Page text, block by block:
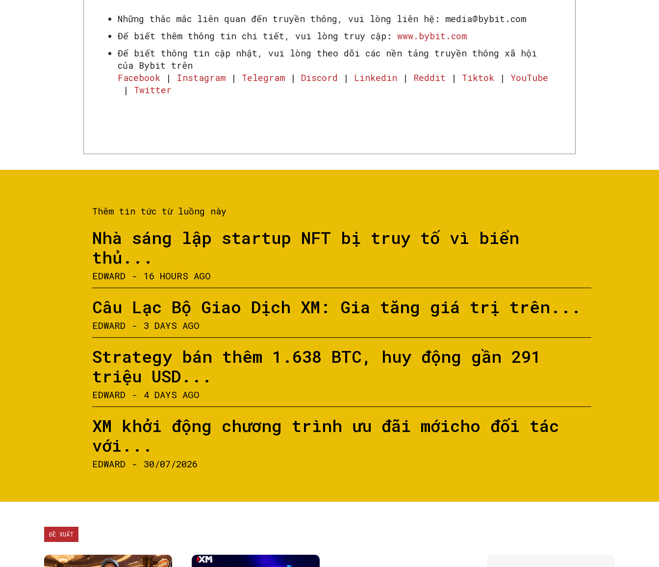
Những thắc mắc liên quan đến truyền thông, vui lòng liên hệ: media@bybit.com
Để biết thêm thông tin chi tiết, vui lòng truy cập: www.bybit.com
Để biết thông tin cập nhật, vui lòng theo dõi các nền tảng truyền thông xã hội
của Bybit trên
Facebook | Instagram | Telegram | Discord | Linkedin | Reddit | Tiktok | YouTube
| Twitter
Thêm tin tức từ luồng này
Nhà sáng lập startup NFT bị truy tố vì biển
thủ...
EDWARD - 16 HOURS AGO
Câu Lạc Bộ Giao Dịch XM: Gia tăng giá trị trên...
EDWARD - 3 DAYS AGO
Strategy bán thêm 1.638 BTC, huy động gần 291
triệu USD...
EDWARD - 4 DAYS AGO
XM khởi động chương trình ưu đãi mớicho đối tác
với...
EDWARD - 30/07/2026
ĐỀ XUẤT